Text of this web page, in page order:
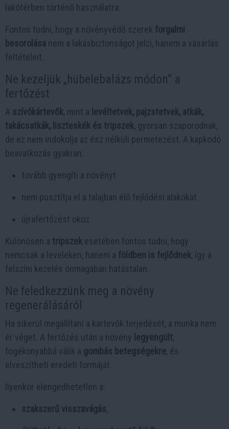
lakótérben történő használatra.
Fontos tudni, hogy a növényvédő szerek forgalmi
besorolása nem a lakásbiztonságot jelzi, hanem a vásárlás
feltételeit.
Ne kezeljük „hübelebalázs módon” a
fertőzést
A szívókártevők, mint a levéltetvek, pajzstetvek, atkák,
takácsatkák, liszteskék és tripszek, gyorsan szaporodnak,
de ez nem indokolja az ész nélküli permetezést. A kapkodó
beavatkozás gyakran:
tovább gyengíti a növényt
nem pusztítja el a talajban élő fejlődési alakokat
újrafertőzést okoz
Különösen a tripszek esetében fontos tudni, hogy
nemcsak a leveleken, hanem a földben is fejlődnek, így a
felszíni kezelés önmagában hatástalan.
Ne feledkezzünk meg a növény
regenerálásáról
Ha sikerül megállítani a kártevők terjedését, a munka nem
ér véget. A fertőzés után a növény legyengült,
fogékonyabbá válik a gombás betegségekre, és
elveszítheti eredeti formáját.
Ilyenkor elengedhetetlen a:
szakszerű visszavágás,